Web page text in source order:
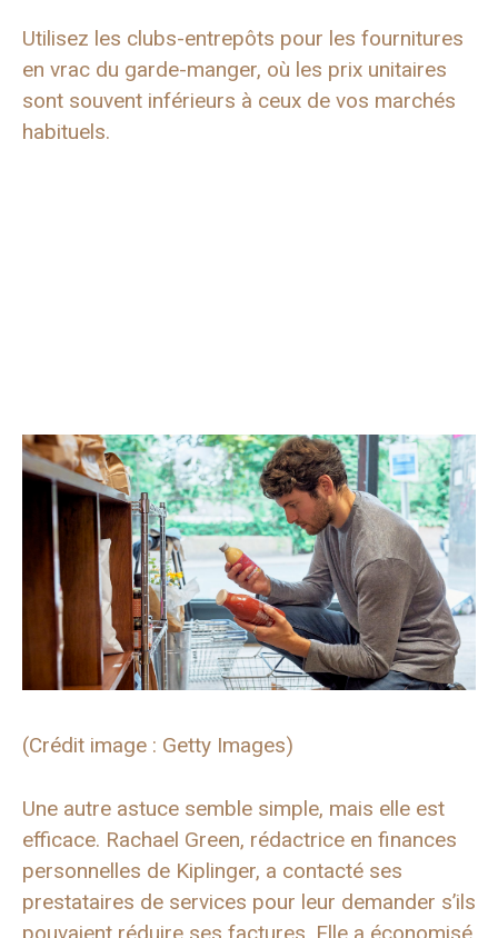
Utilisez les clubs-entrepôts pour les fournitures
en vrac du garde-manger, où les prix unitaires
sont souvent inférieurs à ceux de vos marchés
habituels.
(Crédit image : Getty Images)
Une autre astuce semble simple, mais elle est
efficace. Rachael Green, rédactrice en finances
personnelles de Kiplinger, a contacté ses
prestataires de services pour leur demander s’ils
pouvaient réduire ses factures. Elle a économisé